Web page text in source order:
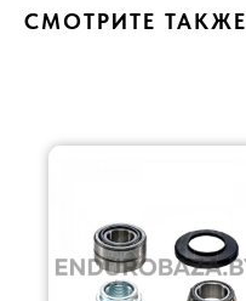
СМОТРИТЕ ТАКЖЕ